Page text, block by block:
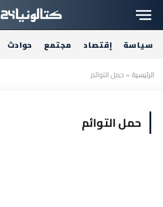
سياسة إقتصاد مجتمع حوادث
الرئيسية»حمل التوائم
حمل التوائم